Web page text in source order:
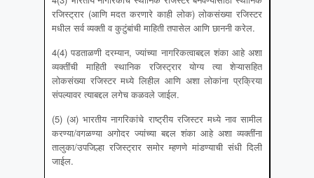
रजिस्ट्रार (आणि मदत करणारे काही लोक) लोकसंख्या रजिस्टर
मधील सर्व व्यक्ती व कुटुंबांची माहिती तपासेल आणि छाननी करेल.
4(4) पडताळणी दरम्यान, ज्यांच्या नागरिकत्वाबद्दल शंका आहे अशा
व्यक्तींची माहिती स्थानिक रजिस्ट्रार योग्य त्या शेऱ्यासहित
लोकसंख्या रजिस्टर मध्ये लिहील आणि अशा लोकांना प्रक्रिया
संपल्यावर त्याबद्दल लगेच कळवले जाईल.
(5) (अ) भारतीय नागरिकांचे राष्ट्रीय रजिस्टर मध्ये नाव सामील
करण्या/वगळण्या अगोदर ज्यांच्या बद्दल शंका आहे अशा व्यक्तींना
तालुका/उपजिल्हा रजिस्ट्रार समोर म्हणणे मांडण्याची संधी दिली
जाईल.